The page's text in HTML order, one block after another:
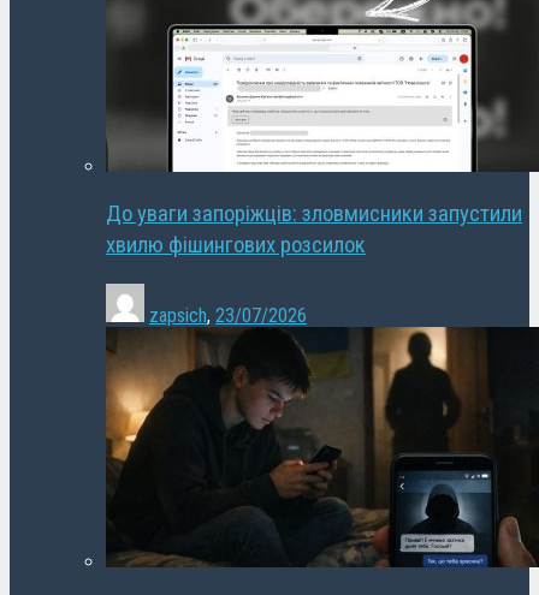
До уваги запоріжців: зловмисники запустили
хвилю фішингових розсилок
zapsich, 23/07/2026